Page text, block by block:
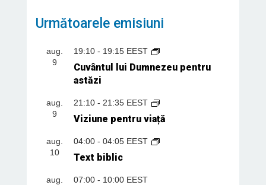
Următoarele emisiuni
aug.
9
19:10- 19:15 EEST
Cuvântul lui Dumnezeu pentru
astăzi
aug.
9
21:10- 21:35 EEST
Viziune pentru viață
aug.
10
04:00- 04:05 EEST
Text biblic
aug.
07:00- 10:00 EEST